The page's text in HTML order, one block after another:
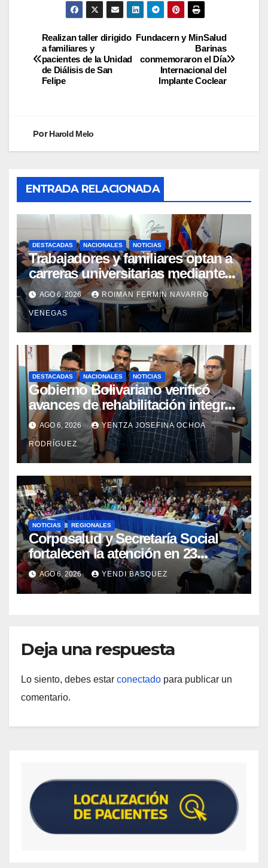
Fundacern y MinSalud
Barinas
conmemoraron el Día
Internacional del
Implante Coclear
Realizan taller dirigido
a familiares y
pacientes de la Unidad
de Diálisis de San
Felipe
PorHarold Melo
ENTRADA RELACIONADA
DESTACADAS NACIONALES NOTICIAS
Trabajadores y familiares optan a
carreras universitarias mediante
convenio entre MinSalud y la UCV
AGO 6, 2026 ROIMAN FERMIN NAVARRO
VENEGAS
DESTACADAS NACIONALES NOTICIAS
Gobierno Bolivariano verificó
avances de rehabilitación integral
en el Hospital Dr. José María
Vargas
AGO 6, 2026 YENTZA JOSEFINA OCHOA
RODRÍGUEZ
NOTICIAS REGIONALES
Corposalud y Secretaría Social
fortalecen la atención en 23
municipios
AGO 6, 2026 YENDI BASQUEZ
Deja una respuesta
Lo siento, debes estar conectado para publicar un
comentario.